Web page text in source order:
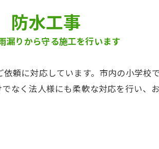
防水工事
漏りから守る施工を行います
頼に対応しています。市内の小学校
なく法人様にも柔軟な対応を行い、